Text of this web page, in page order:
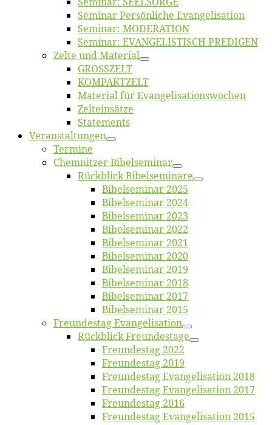
Se­mi­nar Per­sön­li­che Evangelisation
Se­mi­nar: MODERATION
Se­mi­nar: EVANGELISTISCH PREDIGEN
Zel­te und Material
GROSSZELT
KOMPAKTZELT
Ma­te­ri­al für Evangelisationswochen
Zelt­ein­sät­ze
State­ments
Ver­an­stal­tun­gen
Ter­mi­ne
Chemnit­zer Bibelseminar
Rück­blick Bibelseminare
Bi­bel­se­mi­nar 2025
Bi­bel­se­mi­nar 2024
Bi­bel­se­mi­nar 2023
Bi­bel­se­mi­nar 2022
Bi­bel­se­mi­nar 2021
Bi­bel­se­mi­nar 2020
Bi­bel­se­mi­nar 2019
Bi­bel­se­mi­nar 2018
Bibelsemi­nar 2017
Bibelsemi­nar 2015
Freun­des­tag Evangelisation
Rück­blick Freundestage
Freun­des­tag 2022
Freun­des­tag 2019
Freun­des­tag Evan­ge­li­sa­ti­on 2018
Freun­des­tag Evan­ge­li­sa­ti­on 2017
Freun­des­tag 2016
Freun­des­tag Evan­ge­li­sa­ti­on 2015